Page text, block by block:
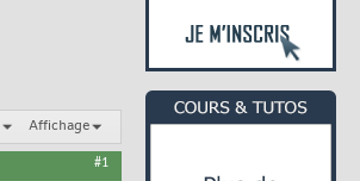
Affichage
#1